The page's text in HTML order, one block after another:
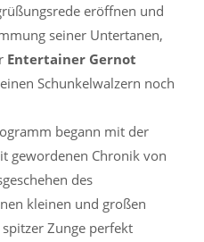
eröffnen und
seiner Untertanen,
Entertainer Gernot
Schunkelwalzern noch
begann mit der
gewordenen Chronik von
des
kleinen und großen
Zunge perfekt